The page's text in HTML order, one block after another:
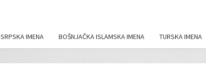
SRPSKA IMENA BOŠNJAČKA ISLAMSKA IMENA TURSKA IMENA